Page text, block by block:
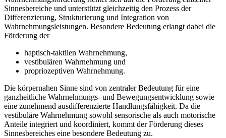
Sinnesbereiche und unterstützt gleichzeitig den Prozess der
Differenzierung, Strukturierung und Integration von
Wahrnehmungsleistungen. Besondere Bedeutung erlangt dabei die
Förderung der
haptisch-taktilen Wahrnehmung,
vestibulären Wahrnehmung und
propriozeptiven Wahrnehmung.
Die körpernahen Sinne sind von zentraler Bedeutung für eine
ganzheitliche Wahrnehmungs- und Bewegungsentwicklung sowie
eine zunehmend ausdifferenzierte Handlungsfähigkeit. Da die
vestibuläre Wahrnehmung sowohl sensorische als auch motorische
Anteile integriert und koordiniert, kommt der Förderung dieses
Sinnesbereiches eine besondere Bedeutung zu.